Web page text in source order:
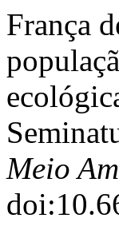
França
Meio